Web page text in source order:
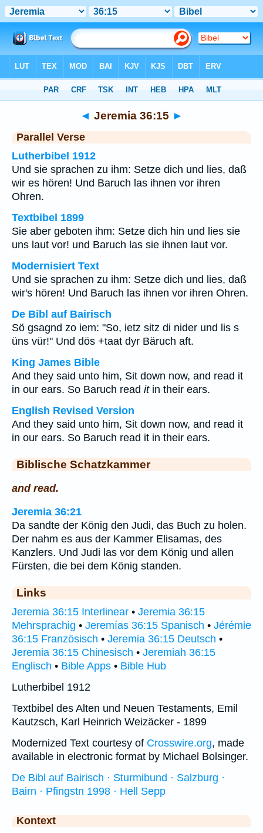
◄ Jeremia 36:15 ►
Parallel Verse
Lutherbibel 1912
Und sie sprachen zu ihm: Setze dich und lies, daß
wir es hören! Und Baruch las ihnen vor ihren
Ohren.
Textbibel 1899
Sie aber geboten ihm: Setze dich hin und lies sie
uns laut vor! und Baruch las sie ihnen laut vor.
Modernisiert Text
Und sie sprachen zu ihm: Setze dich und lies, daß
wir's hören! Und Baruch las ihnen vor ihren Ohren.
De Bibl auf Bairisch
Sö gsagnd zo iem: "So, ietz sitz di nider und lis s
üns vür!" Und dös +taat dyr Bäruch aft.
King James Bible
And they said unto him, Sit down now, and read it
in our ears. So Baruch read itin their ears.
English Revised Version
And they said unto him, Sit down now, and read it
in our ears. So Baruch read it in their ears.
Biblische Schatzkammer
and read.
Jeremia 36:21
Da sandte der König den Judi, das Buch zu holen.
Der nahm es aus der Kammer Elisamas, des
Kanzlers. Und Judi las vor dem König und allen
Fürsten, die bei dem König standen.
Links
Jeremia 36:15 Interlinear • Jeremia 36:15
Mehrsprachig • Jeremías 36:15 Spanisch • Jérémie
36:15 Französisch • Jeremia 36:15 Deutsch •
Jeremia 36:15 Chinesisch • Jeremiah 36:15
Englisch • Bible Apps • Bible Hub
Lutherbibel 1912
Textbibel des Alten und Neuen Testaments, Emil
Kautzsch, Karl Heinrich Weizäcker - 1899
Modernized Text courtesy of Crosswire.org, made
available in electronic format by Michael Bolsinger.
De Bibl auf Bairisch · Sturmibund · Salzburg ·
Bairn · Pfingstn 1998 · Hell Sepp
Kontext